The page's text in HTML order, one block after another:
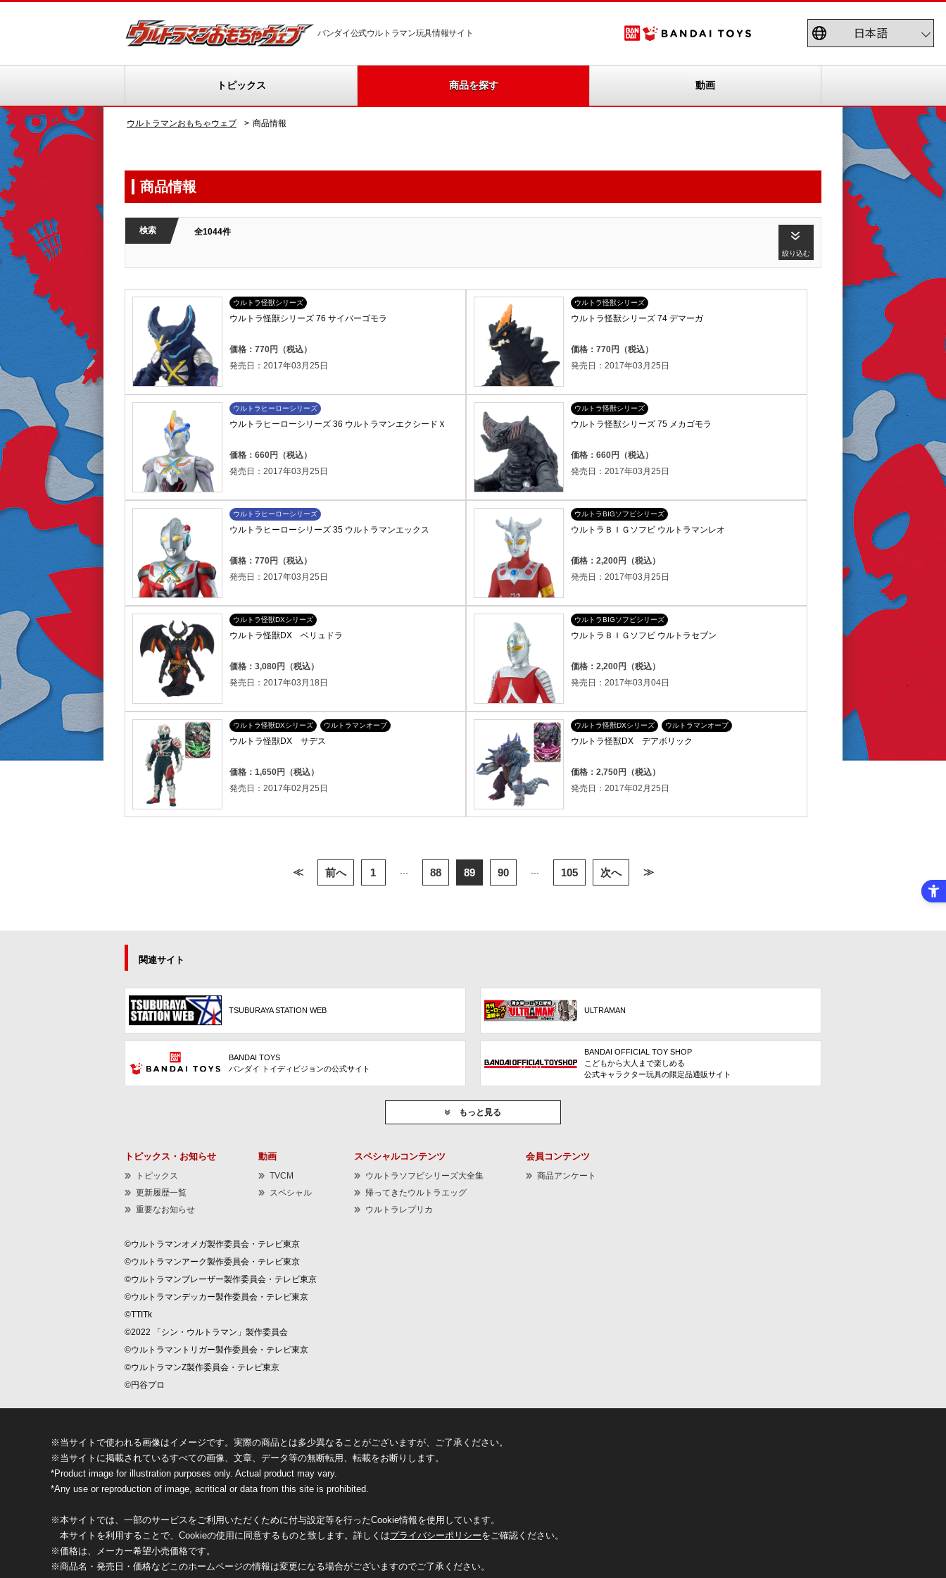
バンダイ公式ウルトラマン玩具情報サイト
トピックス 商品を探す 動画
ウルトラマンおもちゃウェブ 商品情報
商品情報
検索 全1044件
絞り込む
ウルトラ怪獣シリーズ
ウルトラ怪獣シリーズ 76 サイバーゴモラ
価格：770円（税込）
発売日：2017年03月25日
ウルトラ怪獣シリーズ
ウルトラ怪獣シリーズ 74 デマーガ
価格：770円（税込）
発売日：2017年03月25日
ウルトラヒーローシリーズ
ウルトラヒーローシリーズ 36 ウルトラマンエクシードＸ
価格：660円（税込）
発売日：2017年03月25日
ウルトラ怪獣シリーズ
ウルトラ怪獣シリーズ 75 メカゴモラ
価格：660円（税込）
発売日：2017年03月25日
ウルトラヒーローシリーズ
ウルトラヒーローシリーズ 35 ウルトラマンエックス
価格：770円（税込）
発売日：2017年03月25日
ウルトラBIGソフビシリーズ
ウルトラＢＩＧソフビ ウルトラマンレオ
価格：2,200円（税込）
発売日：2017年03月25日
ウルトラ怪獣DXシリーズ
ウルトラ怪獣DX ベリュドラ
価格：3,080円（税込）
発売日：2017年03月18日
ウルトラBIGソフビシリーズ
ウルトラＢＩＧソフビ ウルトラセブン
価格：2,200円（税込）
発売日：2017年03月04日
ウルトラ怪獣DXシリーズ ウルトラマンオーブ
ウルトラ怪獣DX サデス
価格：1,650円（税込）
発売日：2017年02月25日
ウルトラ怪獣DXシリーズ ウルトラマンオーブ
ウルトラ怪獣DX デアボリック
価格：2,750円（税込）
発売日：2017年02月25日
≪ 前へ 1 88 89 90 105 次へ ≫
関連サイト
TSUBURAYA STATION WEB ULTRAMAN
BANDAI TOYS
バンダイ トイディビジョンの公式サイト
BANDAI OFFICIAL TOY SHOP
こどもから大人まで楽しめる
公式キャラクター玩具の限定品通販サイト
もっと見る
トピックス・お知らせ
トピックス
更新履歴一覧
重要なお知らせ
動画
TVCM
スペシャル
スペシャルコンテンツ
ウルトラソフビシリーズ大全集
帰ってきたウルトラエッグ
ウルトラレプリカ
会員コンテンツ
商品アンケート
©ウルトラマンオメガ製作委員会・テレビ東京
©ウルトラマンアーク製作委員会・テレビ東京
©ウルトラマンブレーザー製作委員会・テレビ東京
©ウルトラマンデッカー製作委員会・テレビ東京
©TTITk
©2022 「シン・ウルトラマン」製作委員会
©ウルトラマントリガー製作委員会・テレビ東京
©ウルトラマンZ製作委員会・テレビ東京
©円谷プロ
※当サイトで使われる画像はイメージです。実際の商品とは多少異なることがございますが、ご了承ください。
※当サイトに掲載されているすべての画像、文章、データ等の無断転用、転載をお断りします。
*Product image for illustration purposes only. Actual product may vary.
*Any use or reproduction of image, acritical or data from this site is prohibited.
※本サイトでは、一部のサービスをご利用いただくために付与設定等を行ったCookie情報を使用しています。
本サイトを利用することで、Cookieの使用に同意するものと致します。詳しくはプライバシーポリシーをご確認ください。
※価格は、メーカー希望小売価格です。
※商品名・発売日・価格などこのホームページの情報は変更になる場合がございますのでご了承ください。